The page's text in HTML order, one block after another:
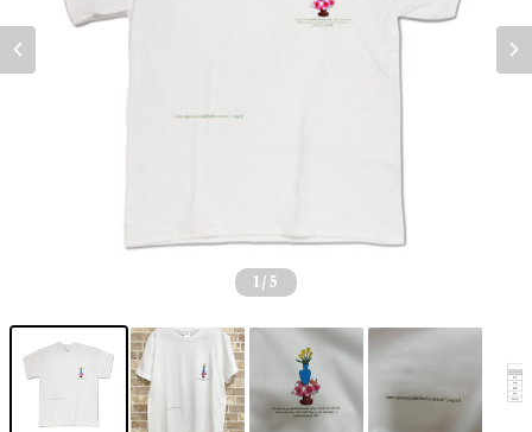
1 /5